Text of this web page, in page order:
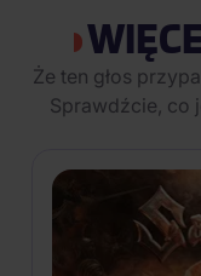
Że ten głos
Sprawdźcie, co